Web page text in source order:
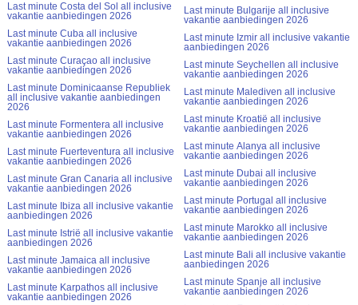
Last minute Costa del Sol all inclusive
vakantie aanbiedingen 2026
Last minute Cuba all inclusive
vakantie aanbiedingen 2026
Last minute Curaçao all inclusive
vakantie aanbiedingen 2026
Last minute Dominicaanse Republiek
all inclusive vakantie aanbiedingen
2026
Last minute Formentera all inclusive
vakantie aanbiedingen 2026
Last minute Fuerteventura all inclusive
vakantie aanbiedingen 2026
Last minute Gran Canaria all inclusive
vakantie aanbiedingen 2026
Last minute Ibiza all inclusive vakantie
aanbiedingen 2026
Last minute Istrië all inclusive vakantie
aanbiedingen 2026
Last minute Jamaica all inclusive
vakantie aanbiedingen 2026
Last minute Karpathos all inclusive
vakantie aanbiedingen 2026
Last minute Bulgarije all inclusive
vakantie aanbiedingen 2026
Last minute Izmir all inclusive vakantie
aanbiedingen 2026
Last minute Seychellen all inclusive
vakantie aanbiedingen 2026
Last minute Malediven all inclusive
vakantie aanbiedingen 2026
Last minute Kroatië all inclusive
vakantie aanbiedingen 2026
Last minute Alanya all inclusive
vakantie aanbiedingen 2026
Last minute Dubai all inclusive
vakantie aanbiedingen 2026
Last minute Portugal all inclusive
vakantie aanbiedingen 2026
Last minute Marokko all inclusive
vakantie aanbiedingen 2026
Last minute Bali all inclusive vakantie
aanbiedingen 2026
Last minute Spanje all inclusive
vakantie aanbiedingen 2026